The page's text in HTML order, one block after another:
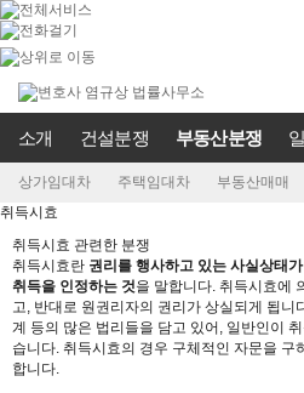
소개 건설분쟁 부동산분쟁
상가임대차 주택임대차 부동산매매
취득시효
취득시효 관련한 분쟁
취득시효란 권리를 행사하고 있는 사실상태
취득을 인정하는 것을 말합니다. 취득시효에
고, 반대로 원권리자의 권리가 상실되게 됩니
계 등의 많은 법리들을 담고 있어, 일반인이
습니다. 취득시효의 경우 구체적인 자문을 구
합니다.